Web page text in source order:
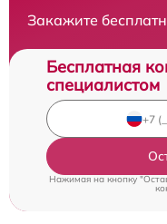
Закажите
Бесплатная
специалистом
Нажимая на кнопку